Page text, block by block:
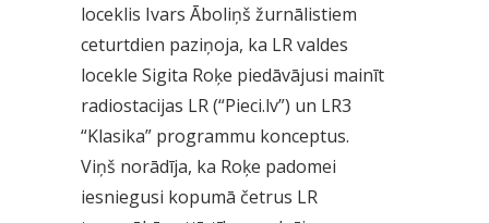
loceklis Ivars Āboliņš žurnālistiem
ceturtdien paziņoja, ka LR valdes
locekle Sigita Roķe piedāvājusi mainīt
radiostacijas LR (“Pieci.lv”) un LR3
“Klasika” programmu konceptus.
Viņš norādīja, ka Roķe padomei
iesniegusi kopumā četrus LR